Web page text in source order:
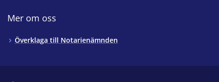
Mer om oss
Överklaga till Notarienämnden